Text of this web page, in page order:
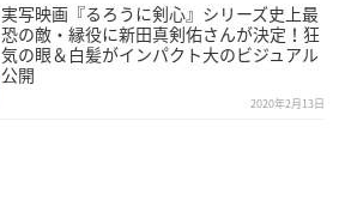
実写映画『るろうに剣心』シリーズ史上最
恐の敵・縁役に新田真剣佑さんが決定！狂
気の眼＆白髪がインパクト大のビジュアル
公開
2020年2月13日